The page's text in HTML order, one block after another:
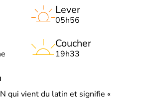
Lever
05h56
Coucher
19h33
qui vient du latin et signifie «